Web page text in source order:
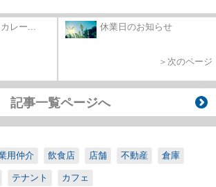
レー... 休業日のお知らせ
＞次のページ
記事一覧ページへ
用仲介 飲食店 店舗 不動産 倉庫
テナント カフェ